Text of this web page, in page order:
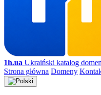
1h.ua Ukraiński katalog domen
Strona główna Domeny